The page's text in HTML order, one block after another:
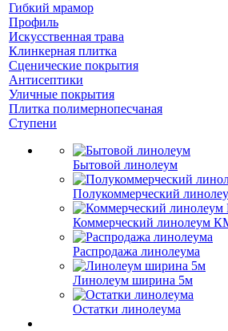
Гибкий мрамор
Профиль
Искусственная трава
Клинкерная плитка
Сценические покрытия
Антисептики
Уличные покрытия
Плитка полимернопесчаная
Ступени
Бытовой линолеум
Полукоммерческий
Коммерческий линолеум
Распродажа линолеума
Линолеум ширина 5м
Остатки линолеума